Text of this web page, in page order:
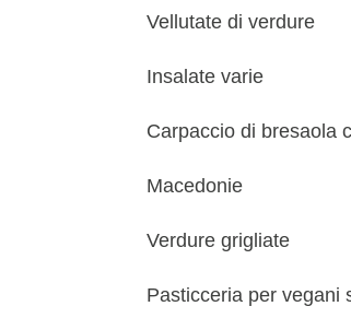
Vellutate di verdure
Insalate varie
Carpaccio di bresaola
Macedonie
Verdure grigliate
Pasticceria per vegani